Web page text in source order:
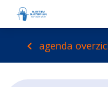
agenda